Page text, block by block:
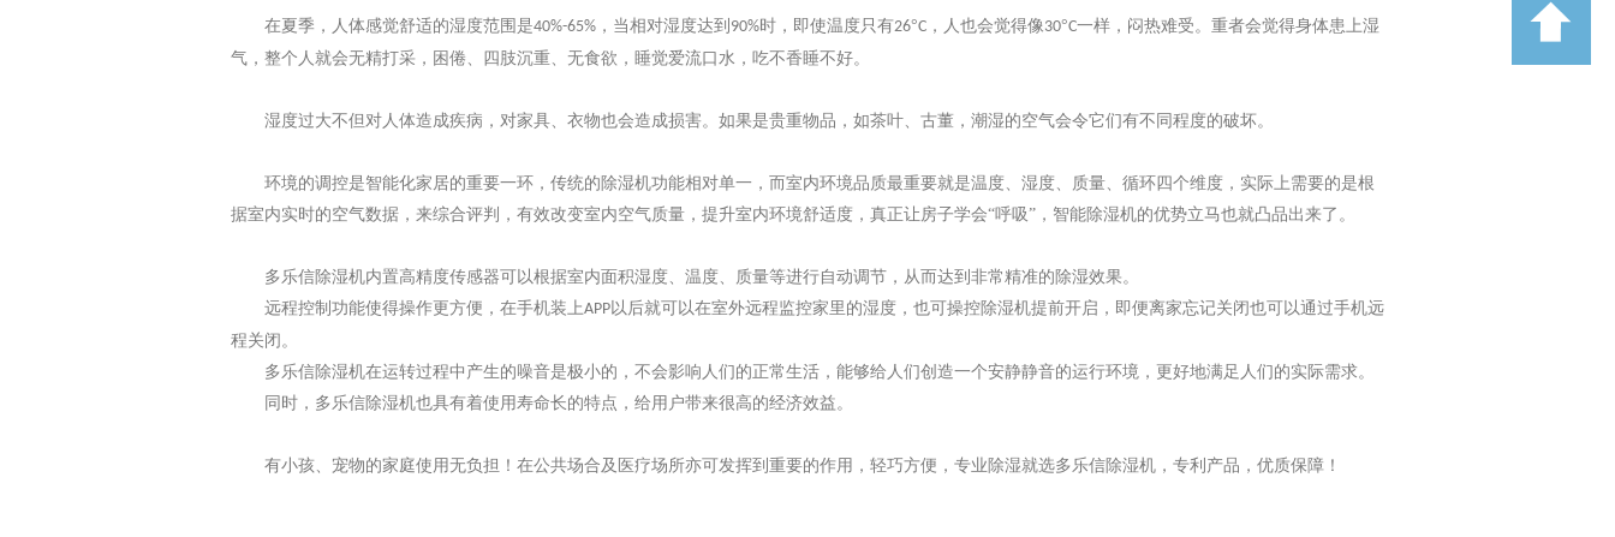
在夏季，人体感觉舒适的湿度范围是40%-65% ，当相对湿度达到 90%时，即使温度只有26°C ，人也会觉得像30°C一样，闷热难受。重者会觉得身体患上湿
气，整个人就会无精打采，困倦、四肢沉重、无食欲，睡觉爱流口水，吃不香睡不好。
湿度过大不但对人体造成疾病，对家具、衣物也会造成损害。如果是贵重物品，如茶叶、古董，潮湿的空气会令它们有不同程度的破坏。
环境的调控是智能化家居的重要一环，传统的除湿机功能相对单一，而室内环境品质最重要就是温度、湿度、质量、循环四个维度，实际上需要的是根
据室内实时的空气数据，来综合评判，有效改变室内空气质量，提升室内环境舒适度，真正让房子学会“呼吸”，智能除湿机的优势立马也就凸品出来了。
多乐信除湿机内置高精度传感器可以根据室内面积湿度、温度、质量等进行自动调节，从而达到非常精准的除湿效果。
远程控制功能使得操作更方便 ，在手机装上APP以后就可以在室外远程监控家里的湿度，也可操控除湿机提前开启，即便离家忘记关闭也可以通过手机远
程关闭。
多乐信除湿机在运转过程中产生的噪音是极小的，不会影响人们的正常生活，能够给人们创造一个安静静音的运行环境，更好地满足人们的实际需求。
同时， 多乐信除湿机也具有着使用寿命长的特点，给用户带来很高的经济效益。
有小孩、宠物的家庭使用无负担！在公共场合及医疗场所亦可发挥到重要的作用，轻巧方便，专业除湿就选多乐信除湿机，专利产品，优质保障！